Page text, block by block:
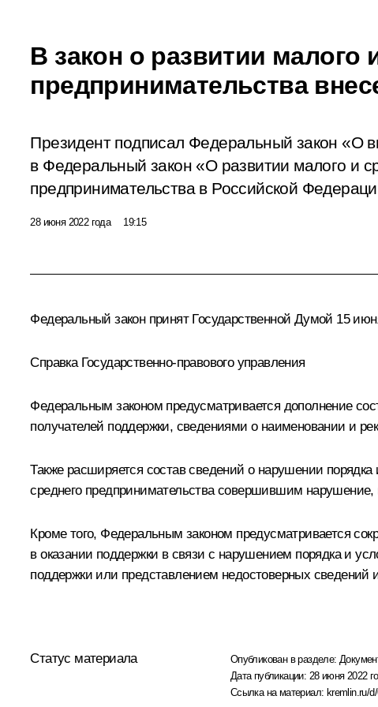
В закон о развитии малого
предпринимательства
Президент подписал Федеральный закон «О
в Федеральный закон «О развитии малого и
предпринимательства в Российской
28 июня 2022 года 19:15
Федеральный закон принят Государственной Думой 15
Справка Государственно-правового управления
Федеральным законом предусматривается дополнение
получателей поддержки, сведениями о наименовании и
Также расширяется состав сведений о нарушении
среднего предпринимательства совершившим нарушение,
Кроме того, Федеральным законом предусматривается
в оказании поддержки в связи с нарушением порядка и
поддержки или представлением недостоверных сведений
Статус материала Опубликован в разделе:
Дата публикации: 28 июня 2022
Ссылка на материал: kremlin.ru/